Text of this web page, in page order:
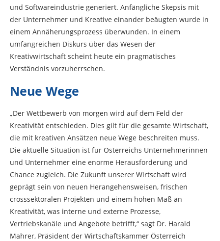
und Softwareindustrie generiert. Anfängliche Skepsis mit
der Unternehmer und Kreative einander beäugten wurde in
einem Annäherungsprozess überwunden. In einem
umfangreichen Diskurs über das Wesen der
Kreativwirtschaft scheint heute ein pragmatisches
Verständnis vorzuherrschen.
Neue Wege
„Der Wettbewerb von morgen wird auf dem Feld der
Kreativität entschieden. Dies gilt für die gesamte Wirtschaft,
die mit kreativen Ansätzen neue Wege beschreiten muss.
Die aktuelle Situation ist für Österreichs Unternehmerinnen
und Unternehmer eine enorme Herausforderung und
Chance zugleich. Die Zukunft unserer Wirtschaft wird
geprägt sein von neuen Herangehensweisen, frischen
crosssektoralen Projekten und einem hohen Maß an
Kreativität, was interne und externe Prozesse,
Vertriebskanäle und Angebote betrifft,“ sagt Dr. Harald
Mahrer, Präsident der Wirtschaftskammer Österreich